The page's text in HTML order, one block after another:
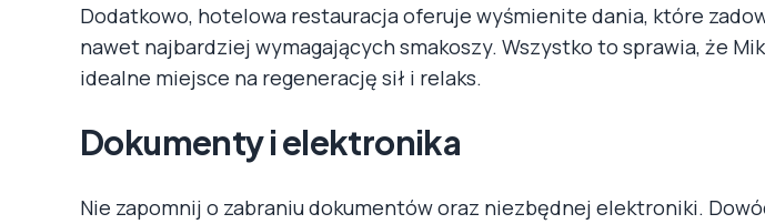
Dodatkowo, hotelowa restauracja oferuje wyśmienite dania, które
nawet najbardziej wymagających smakoszy. Wszystko to sprawia, że
idealne miejsce na regenerację sił i relaks.
Dokumenty i elektronika
Nie zapomnij o zabraniu dokumentów oraz niezbędnej elektroniki.